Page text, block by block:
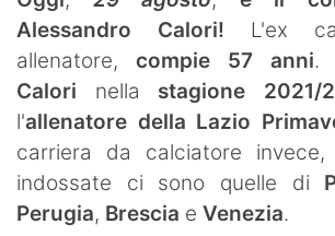
SHOP LAZIO
Contatti
Alessandro Calori! L'ex
allenatore, compie 57 anni.
Calori nella stagione 2021/
l'allenatore della Lazio
carriera da calciatore
indossate ci sono quelle di
Perugia, Brescia e Venezia.